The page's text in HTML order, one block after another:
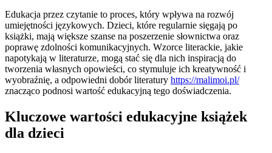
Edukacja przez czytanie to proces, który wpływa na rozwój
umiejętności językowych. Dzieci, które regularnie sięgają po
książki, mają większe szanse na poszerzenie słownictwa oraz
poprawę zdolności komunikacyjnych. Wzorce literackie, jakie
napotykają w literaturze, mogą stać się dla nich inspiracją do
tworzenia własnych opowieści, co stymuluje ich kreatywność i
wyobraźnię, a odpowiedni dobór literatury https://malimoi.pl/
znacząco podnosi wartość edukacyjną tego doświadczenia.
Kluczowe wartości edukacyjne książek
dla dzieci